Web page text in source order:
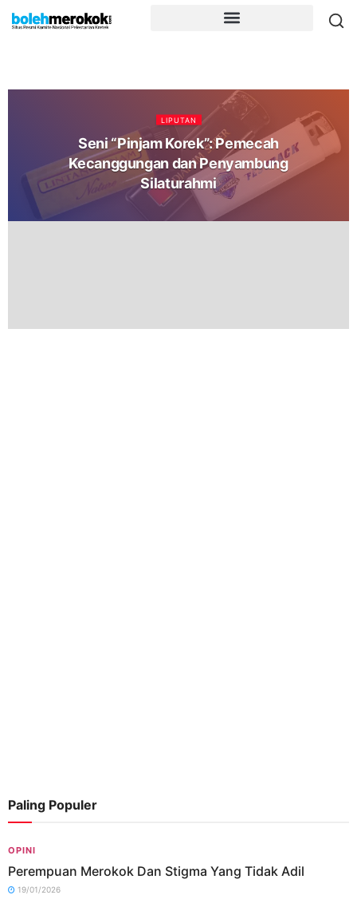
LIPUTAN
Seni “Pinjam Korek”: Pemecah
Kecanggungan dan Penyambung
Silaturahmi
Paling Populer
OPINI
Perempuan Merokok Dan Stigma Yang Tidak Adil
19/01/2026